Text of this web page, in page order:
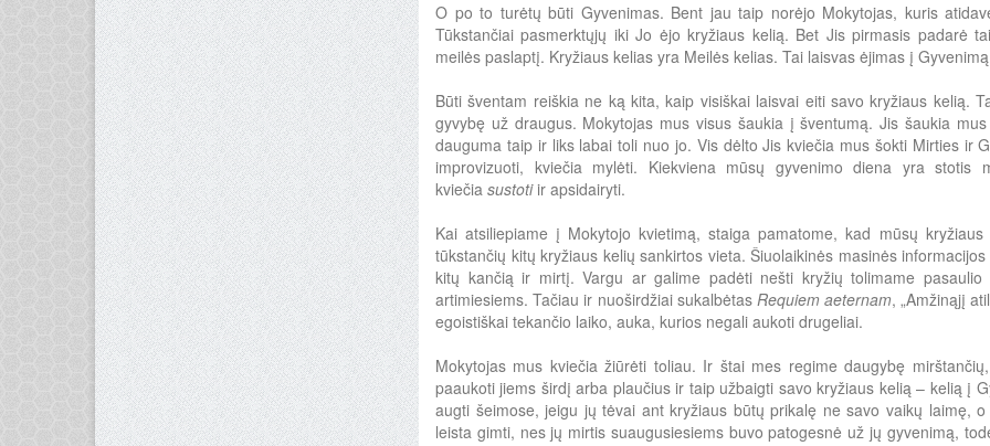
O po to turėtų būti Gyvenimas. Bent jau taip norėjo Mokytojas, kuris
Tūkstančiai pasmerktųjų iki Jo ėjo kryžiaus kelią. Bet Jis pirmasis padarė
meilės paslaptį. Kryžiaus kelias yra Meilės kelias. Tai laisvas ėjimas į
Būti šventam reiškia ne ką kita, kaip visiškai laisvai eiti savo kryžiaus kelią.
gyvybę už draugus. Mokytojas mus visus šaukia į šventumą. Jis šaukia
dauguma taip ir liks labai toli nuo jo. Vis dėlto Jis kviečia mus šokti Mirties ir
improvizuoti, kviečia mylėti. Kiekviena mūsų gyvenimo diena yra stotis
kviečia sustoti ir apsidairyti.
Kai atsiliepiame į Mokytojo kvietimą, staiga pamatome, kad mūsų
tūkstančių kitų kryžiaus kelių sankirtos vieta. Šiuolaikinės masinės
kitų kančią ir mirtį. Vargu ar galime padėti nešti kryžių tolimame
artimiesiems. Tačiau ir nuoširdžiai sukalbėtas Requiem aeternam, „Amžinąjį
egoistiškai tekančio laiko, auka, kurios negali aukoti drugeliai.
Mokytojas mus kviečia žiūrėti toliau. Ir štai mes regime daugybę
paaukoti jiems širdį arba plaučius ir taip užbaigti savo kryžiaus kelią – kelią į
augti šeimose, jeigu jų tėvai ant kryžiaus būtų prikalę ne savo vaikų laimę,
leista gimti, nes jų mirtis suaugusiesiems buvo patogesnė už jų gyvenimą,